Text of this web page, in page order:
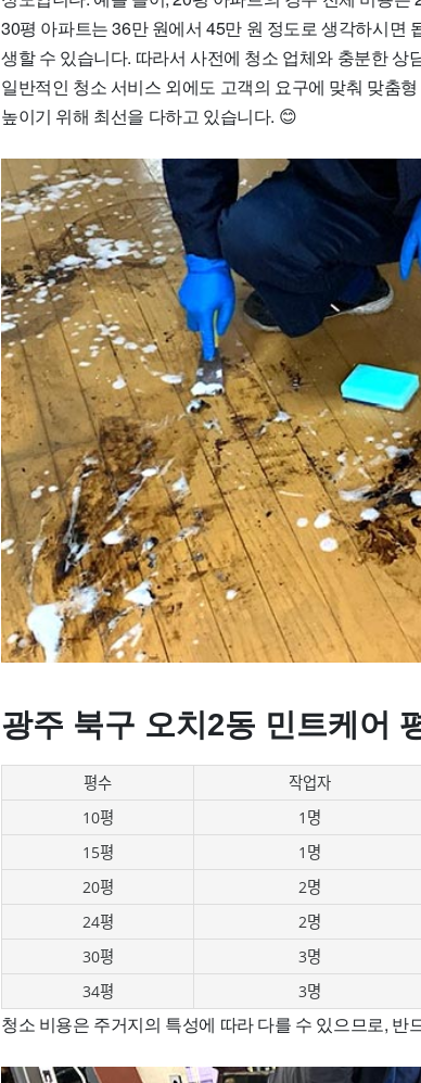
30평 아파트는 36만 원에서 45만 원 정도로 생각하시면
생할 수 있습니다. 따라서 사전에 청소 업체와 충분한
일반적인 청소 서비스 외에도 고객의 요구에 맞춰 맞춤
높이기 위해 최선을 다하고 있습니다. 😊
광주 북구 오치2동 민트케어
평수 작업자
10평
1명
15평
1명
20평
2명
24평
2명
30평
3명
34평
3명
청소 비용은 주거지의 특성에 따라 다를 수 있으므로,